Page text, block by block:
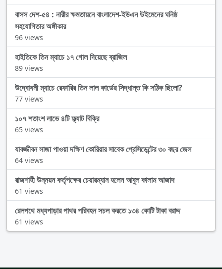
বাসস দেশ-৫৪ : নারীর ক্ষমতায়নে বাংলাদেশ-ইউএন উইমেনের ঘনিষ্ঠ
সহযোগিতার অঙ্গীকার
96 views
হাইতিকে তিন ম্যাচে ১৭ গোল দিয়েছে ব্রাজিল
89 views
উদ্বোধনী ম্যাচে রেফারির তিন লাল কার্ডের সিদ্ধান্ত কি সঠিক ছিলো?
77 views
১০৭ শতাংশ লাভে ৪টি ফ্ল্যাট বিক্রি
65 views
যাবজ্জীবন সাজা পাওয়া দক্ষিণ কোরিয়ার সাবেক প্রেসিডেন্টের ৩০ বছর জেল
64 views
রাজশাহী উন্নয়ন কর্তৃপক্ষের চেয়ারম্যান হলেন আবুল কালাম আজাদ
61 views
রেলপথে মধ্যপাড়ার পাথর পরিবহন সচল করতে ১৩৪ কোটি টাকা বরাদ্দ
61 views